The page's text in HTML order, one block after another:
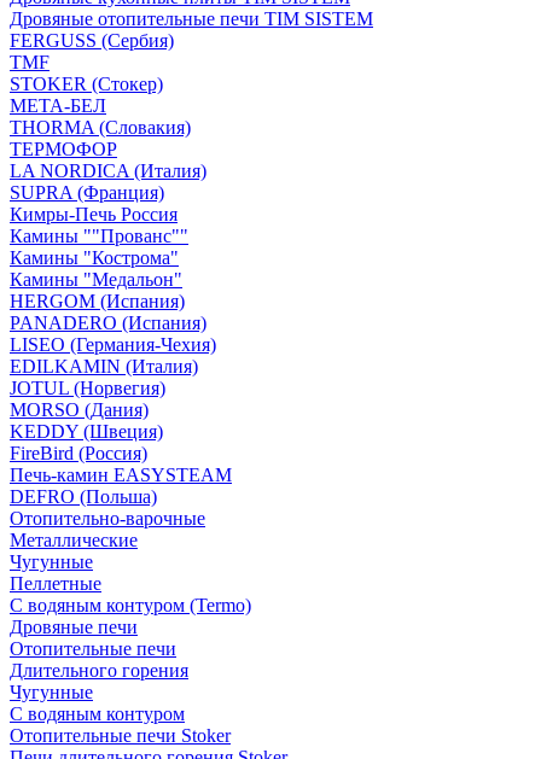
Дровяные отопительные печи TIM SISTEM
FERGUSS (Сербия)
TMF
STOKER (Стокер)
МЕТА-БЕЛ
THORMA (Словакия)
ТЕРМОФОР
LA NORDICA (Италия)
SUPRA (Франция)
Кимры-Печь Россия
Камины ""Прованс""
Камины "Кострома"
Камины "Медальон"
HERGOM (Испания)
PANADERO (Испания)
LISEO (Германия-Чехия)
EDILKAMIN (Италия)
JOTUL (Норвегия)
MORSO (Дания)
KEDDY (Швеция)
FireBird (Россия)
Печь-камин EASYSTEAM
DEFRO (Польша)
Отопительно-варочные
Металлические
Чугунные
Пеллетные
С водяным контуром (Termo)
Дровяные печи
Отопительные печи
Длительного горения
Чугунные
C водяным контуром
Отопительные печи Stoker